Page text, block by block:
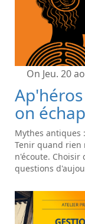
On Jeu. 20
on
Mythes antiques
Tenir quand rien
n'écoute.
questions